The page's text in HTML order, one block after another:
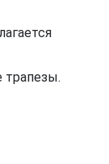
трапезы.